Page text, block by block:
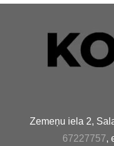
Zemeņu iela 2,
67227757,